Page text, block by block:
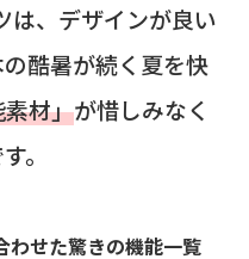
は、デザインが良い
酷暑が続く夏を快
材」が惜しみなく
。
わせた驚きの機能一覧